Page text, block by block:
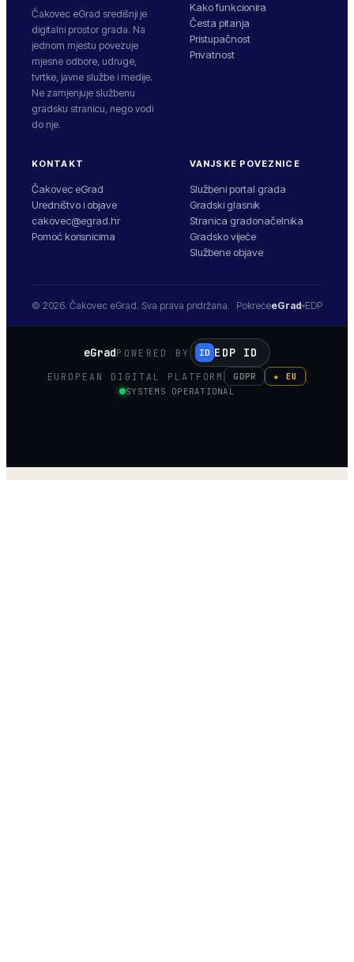
Čakovec eGrad središnji je
digitalni prostor grada. Na
jednom mjestu povezuje
mjesne odbore, udruge,
tvrtke, javne službe i medije.
Ne zamjenjuje službenu
gradsku stranicu, nego vodi
do nje.
Kako funkcionira
Česta pitanja
Pristupačnost
Privatnost
KONTAKT
Čakovec eGrad
Uredništvo i objave
cakovec@egrad.hr
Pomoć korisnicima
VANJSKE POVEZNICE
Službeni portal grada
Gradski glasnik
Stranica gradonačelnika
Gradsko vijeće
Službene objave
© 2026. Čakovec eGrad. Sva prava pridržana. PokrećeeGrad EDP
eGradPOWERED BY ID EDP ID
EUROPEAN DIGITAL PLATFORM GDPR
★ EU
SYSTEMS OPERATIONAL